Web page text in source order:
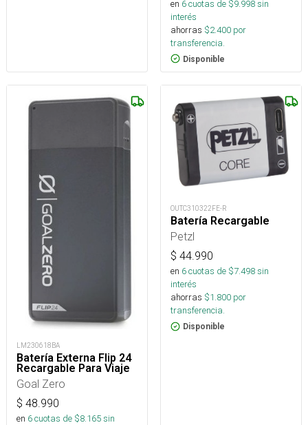
en 6cuotas de $9.998sin
interés
ahorras $2.400 por
transferencia.
Disponible
LM230618BA
Batería Externa Flip 24
Recargable Para Viaje
Goal Zero
$ 48.990
en 6cuotas de $8.165sin
OUTC310322FE-R
Batería Recargable
Petzl
$ 44.990
en 6cuotas de $7.498sin
interés
ahorras $1.800 por
transferencia.
Disponible